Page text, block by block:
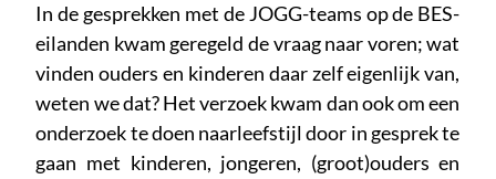
In de gesprekken met de JOGG-teams op de BES-
eilanden kwam geregeld de vraag naar voren; wat
vinden ouders en kinderen daar zelf eigenlijk van,
weten we dat? Het verzoek kwam dan ook om een
onderzoek te doen naarleefstijl door in gesprek te
gaan met kinderen, jongeren, (groot)ouders en